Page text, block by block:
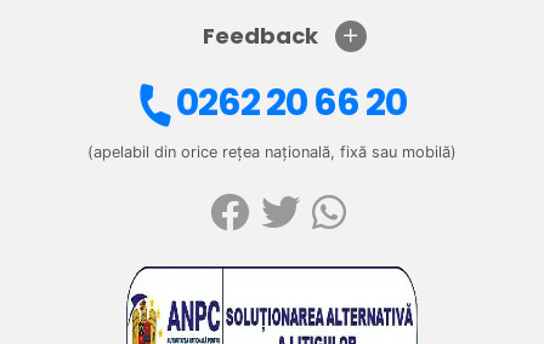
Feedback
0262 20 66 20
(apelabil din orice rețea națională, fixă sau mobilă)